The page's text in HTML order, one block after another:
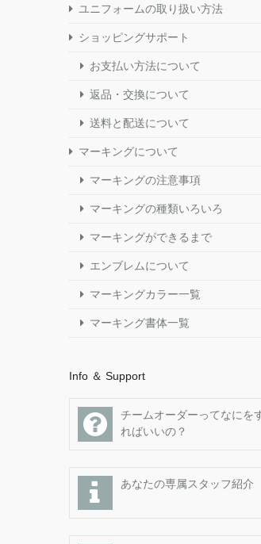
ユニフォームの取り扱い方法
ショッピングサポート
お支払い方法について
返品・交換について
送料と配送について
マーキングについて
マーキングの注意事項
マーキングの種類いろいろ
マーキングができるまで
エンブレムについて
マーキングカラー一覧
マーキング書体一覧
Info ＆ Support
チームオーダーってなにを
ればいいの？
あなたの専属スタッフ紹介